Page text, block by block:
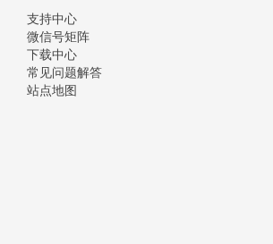
支持中心
微信号矩阵
下载中心
常见问题解答
站点地图